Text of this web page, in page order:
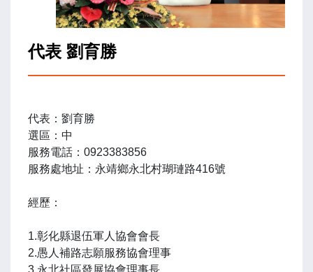
代表 劉育勝
代表：劉育勝
選區：中
服務電話：0923383856
服務處地址：永靖鄉永北村瑚璉路416號
經歷：
1.彰化縣退伍軍人協會會長
2.愚人補路志願服務協會理事
3.永北社區發展協會理事長